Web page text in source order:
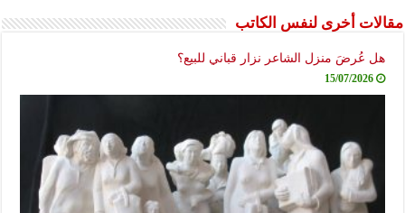
مقالات أخرى لنفس الكاتب
هل عُرضَ منزل الشاعر نزار قباني للبيع؟
15/07/2026